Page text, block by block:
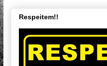
Respeitem!!